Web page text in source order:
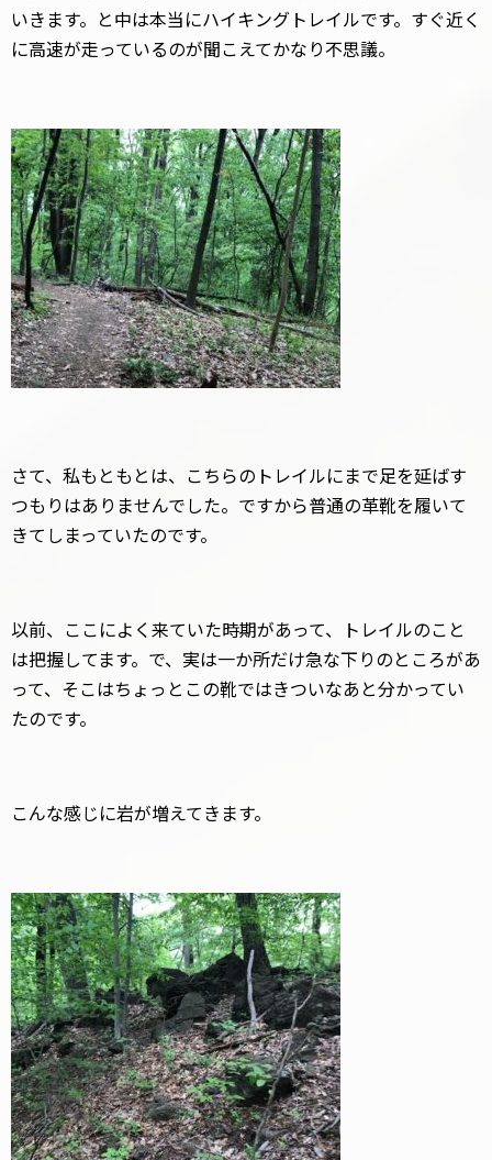
いきます。と中は本当にハイキングトレイルです。すぐ近く
に高速が走っているのが聞こえてかなり不思議。
さて、私もともとは、こちらのトレイルにまで足を延ばす
つもりはありませんでした。ですから普通の革靴を履いて
きてしまっていたのです。
以前、ここによく来ていた時期があって、トレイルのこと
は把握してます。で、実は一か所だけ急な下りのところがあ
って、そこはちょっとこの靴ではきついなあと分かってい
たのです。
こんな感じに岩が増えてきます。